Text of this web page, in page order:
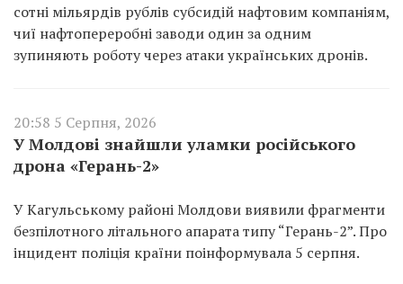
сотні мільярдів рублів субсидій нафтовим компаніям,
чиї нафтопереробні заводи один за одним
зупиняють роботу через атаки українських дронів.
20:58 5 Серпня, 2026
У Молдові знайшли уламки російського
дрона «Герань-2»
У Кагульському районі Молдови виявили фрагменти
безпілотного літального апарата типу “Герань-2”. Про
інцидент поліція країни поінформувала 5 серпня.